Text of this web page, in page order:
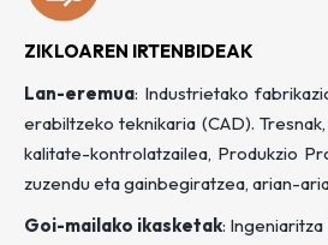
ZIKLOAREN IRTENBIDEAK
Lan-eremua: Industrietako
erabiltzeko teknikaria (CAD).
kalitate-kontrolatzailea, Produkzio
zuzendu eta gainbegiratzea, arian-
Goi-mailako ikasketak: